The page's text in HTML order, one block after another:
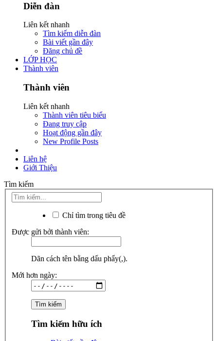
Diễn đàn
Liên kết nhanh
Tìm kiếm diễn đàn
Bài viết gần đây
Đăng chủ đề
LỚP HỌC
Thành viên
Thành viên
Liên kết nhanh
Thành viên tiêu biểu
Đang truy cập
Hoạt động gần đây
New Profile Posts
Liên hệ
Giới Thiệu
Tìm kiếm
Chỉ tìm trong tiêu đề
Được gửi bởi thành viên:
Dãn cách tên bằng dấu phẩy(,).
Mới hơn ngày:
Tìm kiếm hữu ích